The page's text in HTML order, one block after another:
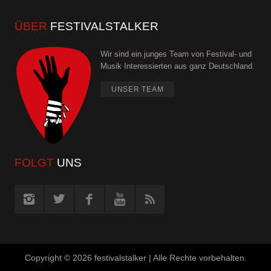
ÜBER FESTIVALSTALKER
Wir sind ein junges Team von Festival- und
Musik Interessierten aus ganz Deutschland.
UNSER TEAM
FOLGT UNS
Copyright © 2026 festivalstalker | Alle Rechte vorbehalten.